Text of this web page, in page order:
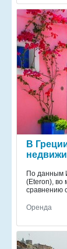
В
По данным
(Eteron), во
сравнению
Оренда